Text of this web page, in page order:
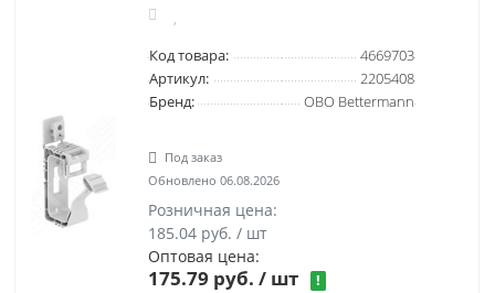
Код товара:
4669703
Артикул:
2205408
Бренд:
OBO Bettermann
Под заказ
Обновлено 06.08.2026
Розничная цена:
185.04 руб. / шт
Оптовая цена:
175.79 руб. / шт !